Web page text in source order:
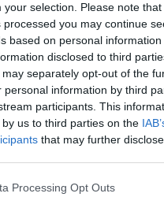
your selection. Please note
you may continue
based on personal
disclosed to third
separately opt-out of the
personal information by third
participants. This
us to third parties on the
that may further
Processing Opt Outs
oder Dassel
ist eine Stelle so
nicht
Dassel der Sollinglauf
und die
schon erfolgen,
Aus dem Grund